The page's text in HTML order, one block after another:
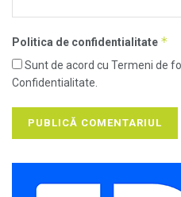
Politica de confidentialitate *
Sunt de acord cu Termeni de
Confidentialitate.